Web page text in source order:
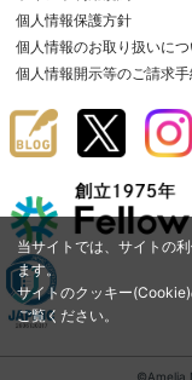
当サイトでは、サイトの
ます。
サイトのクッキー
ご覧ください。
個人情報保護方針
個人情報のお取り扱いにつ
個人情報開示等のご請求
©Amelia